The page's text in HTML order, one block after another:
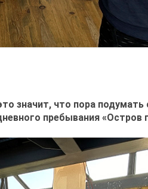
значит, что пора подумать
пребывания «Остров